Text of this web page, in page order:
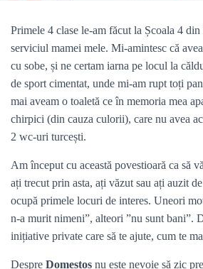
Primele 4 clase le-am făcut la Școala 4
serviciul mamei mele. Mi-amintesc că
cu sobe, și ne certam iarna pe locul la
de sport cimentat, unde mi-am rupt toți
mai aveam o toaletă ce în memoria mea
chirpici (din cauza culorii), care nu avea
2 wc-uri turcești.
Am început cu această povestioară ca să
ați trecut prin asta, ați văzut sau ați auzit
ocupă primele locuri de interes. Uneori
n-a murit nimeni”, alteori ”nu sunt bani”.
inițiative private care să te ajute, cum te
Despre Domestos nu este nevoie să zic